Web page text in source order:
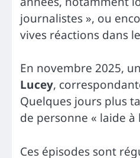
journalistes », ou
vives réactions dans
En novembre 2025,
Lucey,
Quelques jours plus
de personne « laide à
Ces épisodes sont